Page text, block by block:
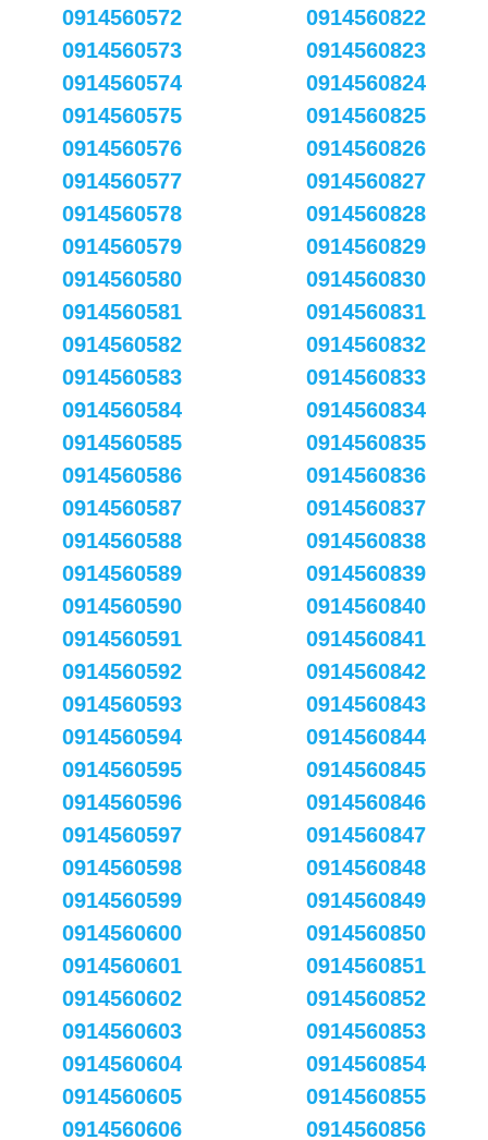
0914560572
0914560573
0914560574
0914560575
0914560576
0914560577
0914560578
0914560579
0914560580
0914560581
0914560582
0914560583
0914560584
0914560585
0914560586
0914560587
0914560588
0914560589
0914560590
0914560591
0914560592
0914560593
0914560594
0914560595
0914560596
0914560597
0914560598
0914560599
0914560600
0914560601
0914560602
0914560603
0914560604
0914560605
0914560606
0914560822
0914560823
0914560824
0914560825
0914560826
0914560827
0914560828
0914560829
0914560830
0914560831
0914560832
0914560833
0914560834
0914560835
0914560836
0914560837
0914560838
0914560839
0914560840
0914560841
0914560842
0914560843
0914560844
0914560845
0914560846
0914560847
0914560848
0914560849
0914560850
0914560851
0914560852
0914560853
0914560854
0914560855
0914560856